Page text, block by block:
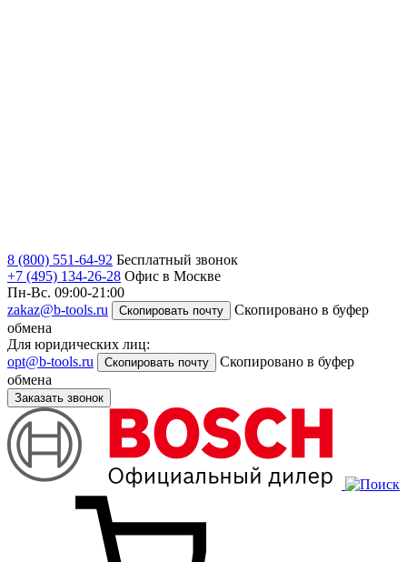
8 (800) 551-64-92 Бесплатный звонок
+7 (495) 134-26-28 Офис в Москве
Пн-Вс. 09:00-21:00
zakaz@b-tools.ru
Скопировать почту
Скопировано в буфер
обмена
Для юридических лиц:
opt@b-tools.ru
Скопировать почту
Скопировано в буфер
обмена
Заказать звонок